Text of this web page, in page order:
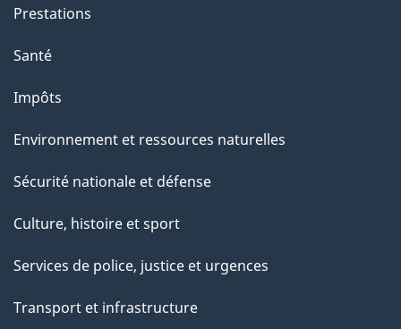
Prestations
Santé
Impôts
Environnement et ressources naturelles
Sécurité nationale et défense
Culture, histoire et sport
Services de police, justice et urgences
Transport et infrastructure